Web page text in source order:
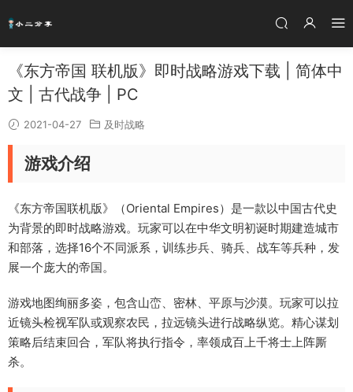
《东方帝国 联机版》即时战略游戏下载 | 简体中
文 | 古代战争 | PC
2021-04-27 及时战略
游戏介绍
《东方帝国联机版》（Oriental Empires）是一款以中国古代史
为背景的即时战略游戏。玩家可以在中华文明初诞时期建造城市
和部落，选择16个不同派系，训练步兵、骑兵、战车等兵种，发
展一个庞大的帝国。
游戏地图绚丽多姿，包含山峦、密林、平原与沙漠。玩家可以拉
近镜头检视军队或观察农民，拉远镜头进行战略纵览。精心谋划
策略后结束回合，军队将执行指令，率领成百上千将士上阵厮
杀。